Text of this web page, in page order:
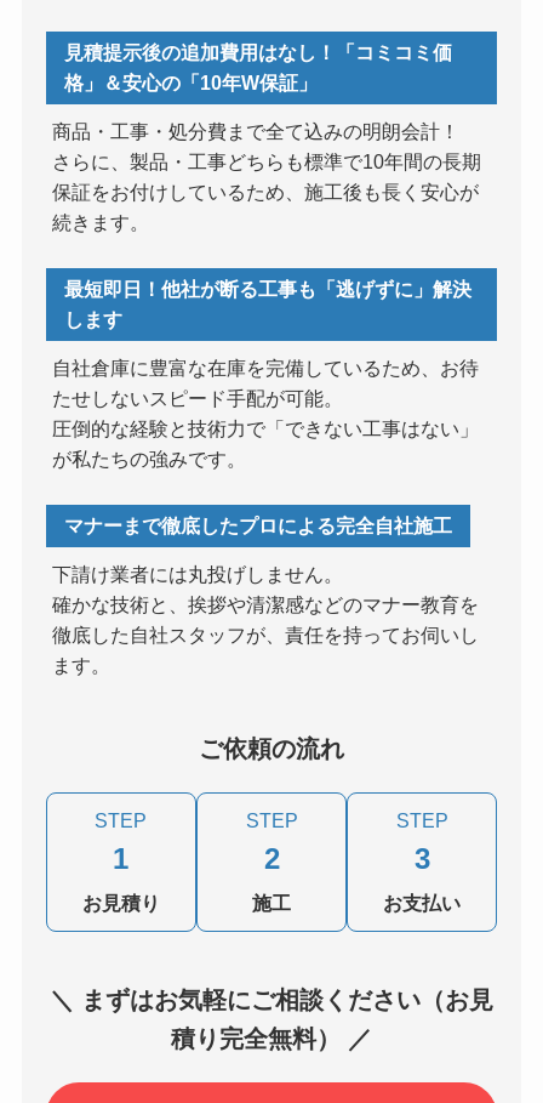
見積提示後の追加費用はなし！「コミコミ価
格」＆安心の「10年W保証」
商品・工事・処分費まで全て込みの明朗会計！
さらに、製品・工事どちらも標準で10年間の長期
保証をお付けしているため、施工後も長く安心が
続きます。
最短即日！他社が断る工事も「逃げずに」解決
します
自社倉庫に豊富な在庫を完備しているため、お待
たせしないスピード手配が可能。
圧倒的な経験と技術力で「できない工事はない」
が私たちの強みです。
マナーまで徹底したプロによる完全自社施工
下請け業者には丸投げしません。
確かな技術と、挨拶や清潔感などのマナー教育を
徹底した自社スタッフが、責任を持ってお伺いし
ます。
ご依頼の流れ
STEP
1
お見積り
STEP
2
施工
STEP
3
お支払い
＼ まずはお気軽にご相談ください（お見
積り完全無料） ／